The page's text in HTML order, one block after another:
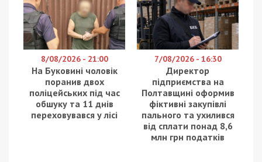
8/08/2026 - 21:00
На Буковині чоловік
поранив двох
поліцейських під час
обшуку та 11 днів
переховувався у лісі
7/08/2026 - 16:30
Директор
підприємства на
Полтавщині оформив
фіктивні закупівлі
пального та ухилився
від сплати понад 8,6
млн грн податків